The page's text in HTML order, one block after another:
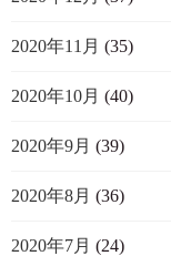
2020年11月 (35)
2020年10月 (40)
2020年9月 (39)
2020年8月 (36)
2020年7月 (24)